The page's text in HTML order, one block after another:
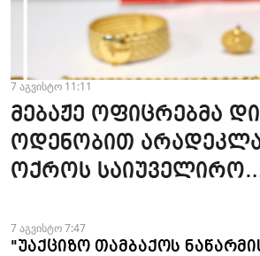
7 აგვისტო 11:11
მებაჟე ოფიცრებმა
ოდენობით
ოქროს საიუველირო
ფაქტები აღკვეთეს
7 აგვისტო 7:47
"უაქციზო თამბაქოს